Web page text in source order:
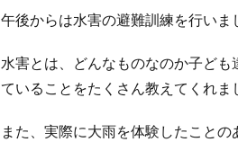
午後からは水害の避難訓練を行いま
水害とは、どんなものなのか子ど
ていることをたくさん教えてくれま
また、実際に大雨を体験したこと